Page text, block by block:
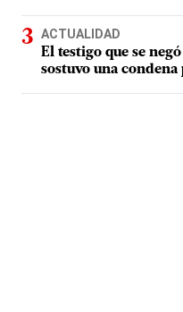
ACTUALIDAD
El testigo que se
sostuvo una